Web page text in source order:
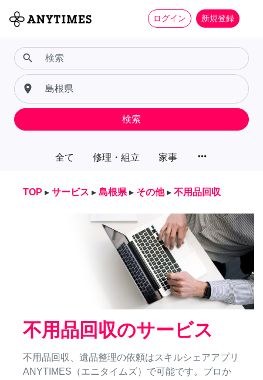
ログイン 新規登録
全て 修理・組立 家事 more_horiz
search
place
検索
TOP ▸ サービス ▸ 島根県 ▸ その他 ▸ 不用品回収
不用品回収のサービス
不用品回収、遺品整理の依頼はスキルシェアアプリ
ANYTIMES（エニタイムズ）で可能です。プロか